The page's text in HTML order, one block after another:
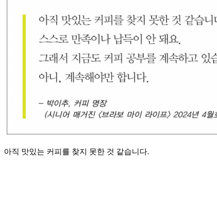
아직 맛있는 커피를 찾지 못한 것 같습니다.